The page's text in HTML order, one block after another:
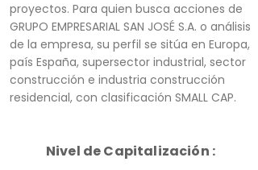
proyectos. Para quien busca acciones de
GRUPO EMPRESARIAL SAN JOSÉ S.A. o análisis
de la empresa, su perfil se sitúa en Europa,
país España, supersector industrial, sector
construcción e industria construcción
residencial, con clasificación SMALL CAP.
Nivel de Capitalización :